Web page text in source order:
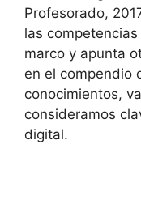
Profesorado,
las
marco y apunta
en el compendio
conocimientos,
consideramos
digital.